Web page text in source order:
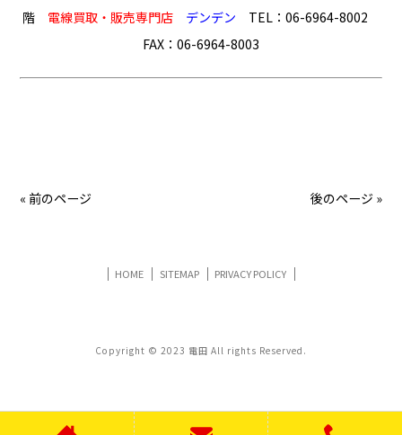
階 電線買取・販売専門店 デンデン TEL：06-6964-8002
FAX：06-6964-8003
« 前のページ 後のページ »
HOME SITEMAP PRIVACY POLICY
Copyright © 2023 電田 All rights Reserved.